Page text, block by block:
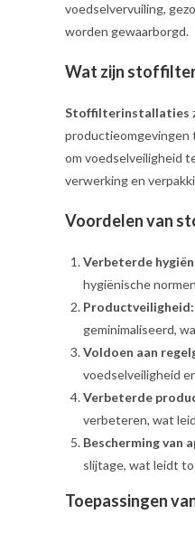
voedselvervuiling,
worden gewaarborgd.
Wat zijn
Stoffilterinstallaties
productieomgevingen
om voedselveiligheid
verwerking en
Voordelen van
Verbeterde
hygiënische
Productveiligheid:
geminimaliseerd,
Voldoen aan
voedselveiligheid
Verbeterde
verbeteren, wat
Bescherming van
slijtage, wat leidt
Toepassingen